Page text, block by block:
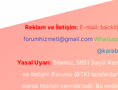
Reklam ve İletişim: E-mail:
forumhizmeti@gmail.com
Yasal Uyarı: Sitemiz, 5651 Sayılı
ve İletişim Kurumu (BTK)
olarak hizmet vermektedir. Bu